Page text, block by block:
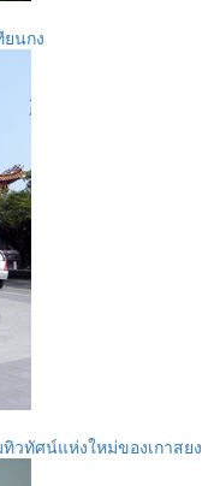
นกง
วทัศน์แห่งใหม่ของเกาสยง